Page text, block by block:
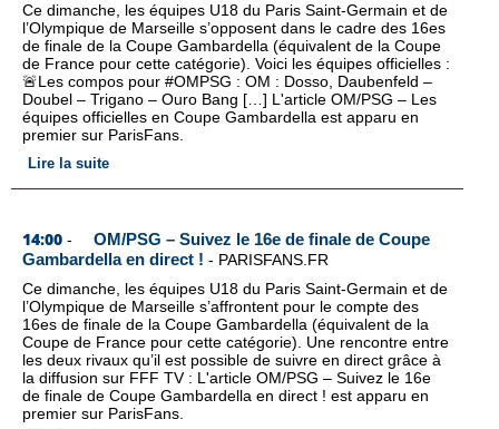
Ce dimanche, les équipes U18 du Paris Saint-Germain et de
l’Olympique de Marseille s’opposent dans le cadre des 16es
de finale de la Coupe Gambardella (équivalent de la Coupe
de France pour cette catégorie). Voici les équipes officielles :
🚨Les compos pour #OMPSG : OM : Dosso, Daubenfeld –
Doubel – Trigano – Ouro Bang […] L'article OM/PSG – Les
équipes officielles en Coupe Gambardella est apparu en
premier sur ParisFans.
Lire la suite
14:00 -
OM/PSG – Suivez le 16e de finale de Coupe
Gambardella en direct ! - PARISFANS.FR
Ce dimanche, les équipes U18 du Paris Saint-Germain et de
l’Olympique de Marseille s’affrontent pour le compte des
16es de finale de la Coupe Gambardella (équivalent de la
Coupe de France pour cette catégorie). Une rencontre entre
les deux rivaux qu’il est possible de suivre en direct grâce à
la diffusion sur FFF TV : L'article OM/PSG – Suivez le 16e
de finale de Coupe Gambardella en direct ! est apparu en
premier sur ParisFans.